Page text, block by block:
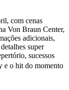
com cenas
Von Braun Center,
adicionais,
super
sucessos
e o hit do momento